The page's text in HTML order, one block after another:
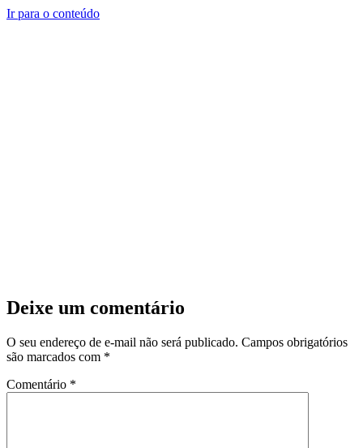
Ir para o conteúdo
Deixe um comentário
O seu endereço de e-mail não será publicado. Campos obrigatórios
são marcados com *
Comentário *